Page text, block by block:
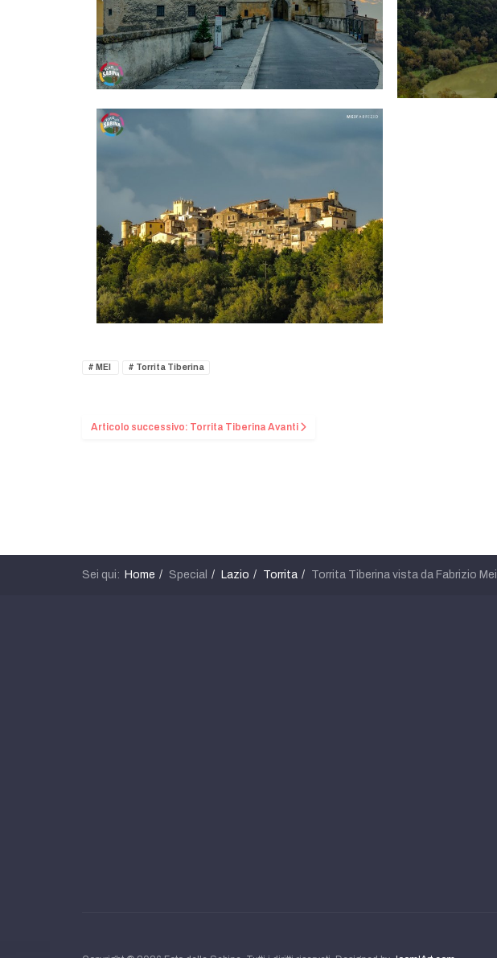
MEI Torrita Tiberina
Articolo successivo: Torrita Tiberina Avanti
Sei qui: Home Special Lazio Torrita Torrita Tiberina vista da Fabrizio Mei